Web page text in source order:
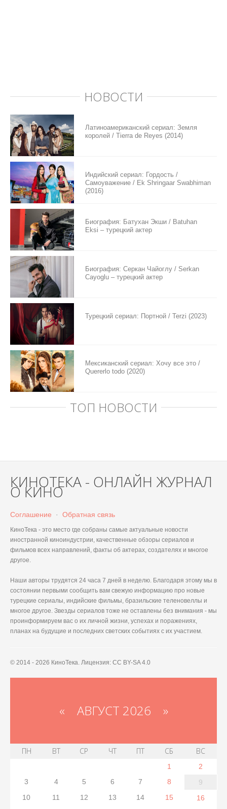
НОВОСТИ
Латиноамериканский сериал: Земля
королей / Tierra de Reyes (2014)
Индийский сериал: Гордость /
Самоуважение / Ek Shringaar Swabhiman
(2016)
Биография: Батухан Экши / Batuhan
Eksi – турецкий актер
Биография: Серкан Чайоглу / Serkan
Cayoglu – турецкий актер
Турецкий сериал: Портной / Terzi (2023)
Мексиканский сериал: Хочу все это /
Quererlo todo (2020)
ТОП НОВОСТИ
КИНОТЕКА - ОНЛАЙН ЖУРНАЛ
О КИНО
Соглашение · Обратная связь
КиноТека - это место где собраны самые актуальные новости
иностранной киноиндустрии, качественные обзоры сериалов и
фильмов всех направлений, факты об актерах, создателях и многое
другое.
Наши авторы трудятся 24 часа 7 дней в неделю. Благодаря этому мы в
состоянии первыми сообщить вам свежую информацию про новые
турецкие сериалы, индийские фильмы, бразильские теленовеллы и
многое другое. Звезды сериалов тоже не оставлены без внимания - мы
проинформируем вас о их личной жизни, успехах и поражениях,
планах на будущие и последних светских событиях с их участием.
© 2014 - 2026 КиноТека. Лицензия: CC BY-SA 4.0
« АВГУСТ 2026 »
ПН ВТ СР ЧТ ПТ СБ ВС
1
2
3
4 5 6 7 8
9
10
11 12 13 14 15
16